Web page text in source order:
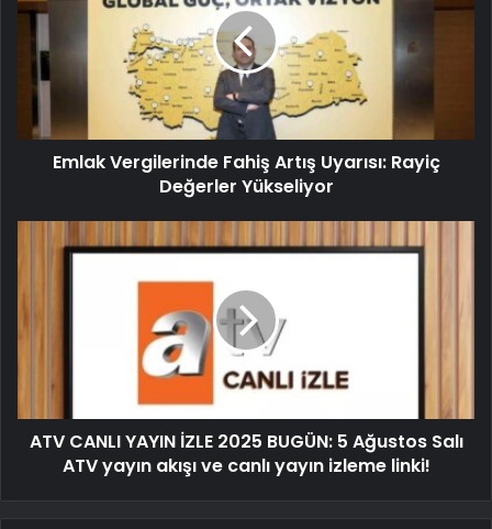
Emlak Vergilerinde Fahiş Artış Uyarısı: Rayiç
Değerler Yükseliyor
ATV CANLI YAYIN İZLE 2025 BUGÜN: 5 Ağustos Salı
ATV yayın akışı ve canlı yayın izleme linki!